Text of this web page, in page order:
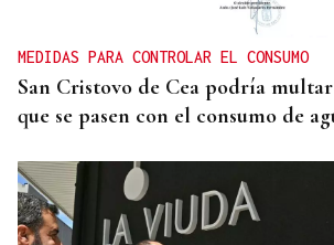
MEDIDAS PARA CONTROLAR EL CONSUMO
San Cristovo de Cea podría
que se pasen con el consumo de